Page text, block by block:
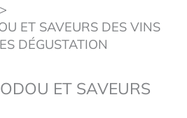
ET SAVEURS DES VINS
DÉGUSTATION
ET SAVEURS